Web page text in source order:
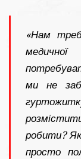
«Нам
ми не
робити?
просто